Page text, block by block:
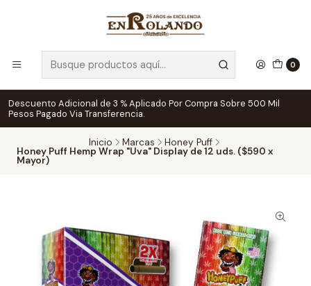
0
Descuento Adicional de 3 % Aplicado Por Compra Sobre 500 Mil
Pesos Pagado Via Transferencia.
Inicio Marcas Honey Puff
Honey Puff Hemp Wrap "Uva" Display de 12 uds. ($590 x
Mayor)